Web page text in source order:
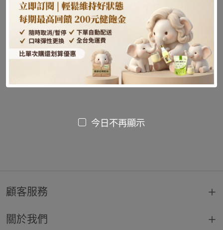
尚未發布文章或內容
顧客服務
關於我們
今日不再顯示